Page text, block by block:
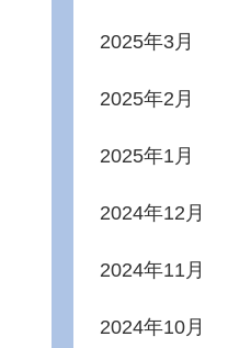
2025年3月
2025年2月
2025年1月
2024年12月
2024年11月
2024年10月